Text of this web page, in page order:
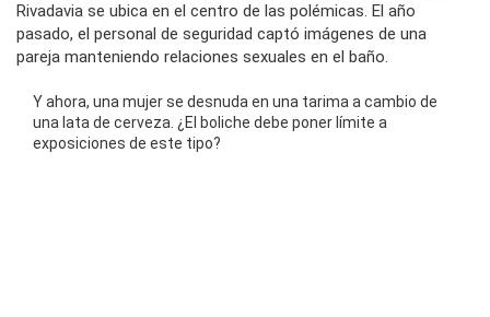
Rivadavia se ubica en el centro de las polémicas. El año
pasado, el personal de seguridad captó imágenes de una
pareja manteniendo relaciones sexuales en el baño.
Y ahora, una mujer se desnuda en una tarima a cambio de
una lata de cerveza. ¿El boliche debe poner límite a
exposiciones de este tipo?